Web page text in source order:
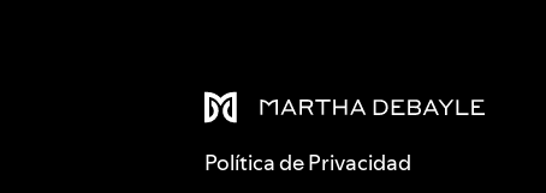
Política de Privacidad